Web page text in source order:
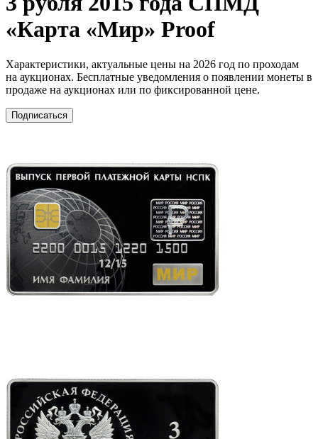
«Карта «Мир» Proof
Характеристики, актуальные цены на 2026 год по проходам
на аукционах. Бесплатные уведомления о появлении монеты в
продаже на аукционах или по фиксированной цене.
Подписаться